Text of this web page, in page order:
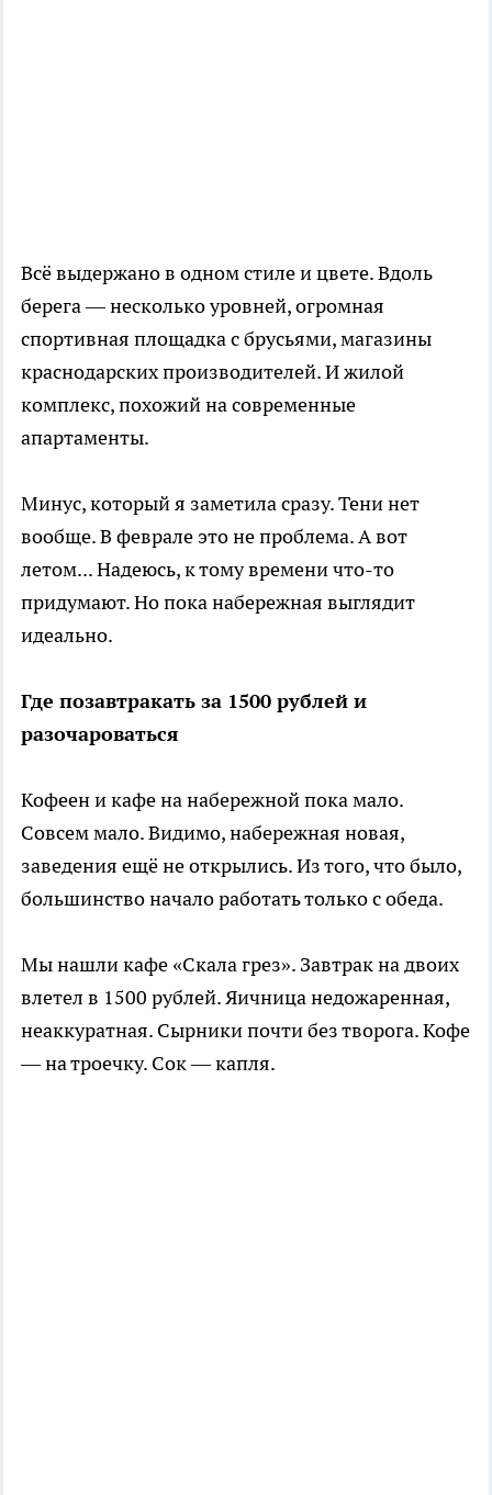
Всё выдержано в одном стиле и цвете. Вдоль
берега — несколько уровней, огромная
спортивная площадка с брусьями, магазины
краснодарских производителей. И жилой
комплекс, похожий на современные
апартаменты.
Минус, который я заметила сразу. Тени нет
вообще. В феврале это не проблема. А вот
летом... Надеюсь, к тому времени что-то
придумают. Но пока набережная выглядит
идеально.
Где позавтракать за 1500 рублей и
разочароваться
Кофеен и кафе на набережной пока мало.
Совсем мало. Видимо, набережная новая,
заведения ещё не открылись. Из того, что было,
большинство начало работать только с обеда.
Мы нашли кафе «Скала грез». Завтрак на двоих
влетел в 1500 рублей. Яичница недожаренная,
неаккуратная. Сырники почти без творога. Кофе
— на троечку. Сок — капля.